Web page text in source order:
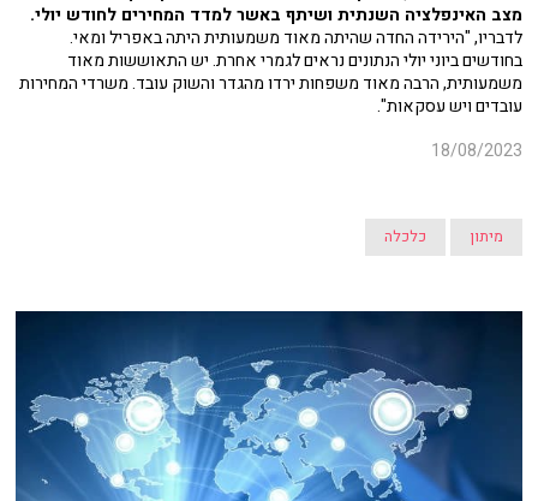
מצב האינפלציה השנתית ושיתף באשר למדד המחירים לחודש יולי.
לדבריו, "הירידה החדה שהיתה מאוד משמעותית היתה באפריל ומאי.
בחודשים ביוני יולי הנתונים נראים לגמרי אחרת. יש התאוששות מאוד
משמעותית, הרבה מאוד משפחות ירדו מהגדר והשוק עובד. משרדי המחירות
עובדים ויש עסקאות".
18/08/2023
מיתון כלכלה